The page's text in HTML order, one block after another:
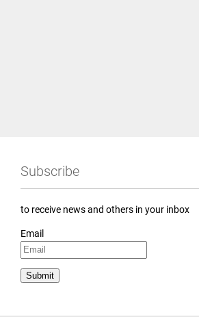
Subscribe
to receive news and others in your inbox
Email